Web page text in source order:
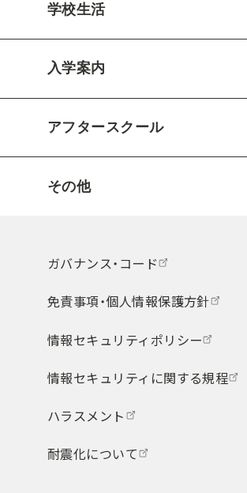
学校生活
入学案内
アフタースクール
その他
ガバナンス・コード
免責事項・個人情報保護方針
情報セキュリティポリシー
情報セキュリティに関する規程
ハラスメント
耐震化について